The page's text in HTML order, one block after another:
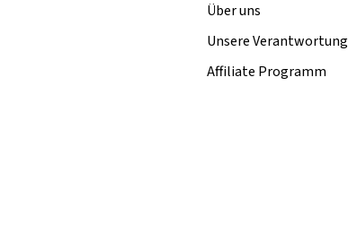
Über uns
Unsere Verantwortung
Affiliate Programm